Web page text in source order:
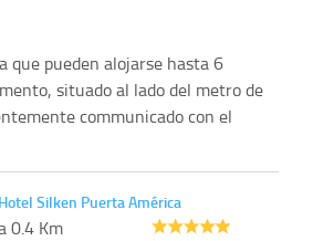
que pueden alojarse hasta 6
situado al lado del metro de
communicado con el
Hotel Silken Puerta América
0.4 Km